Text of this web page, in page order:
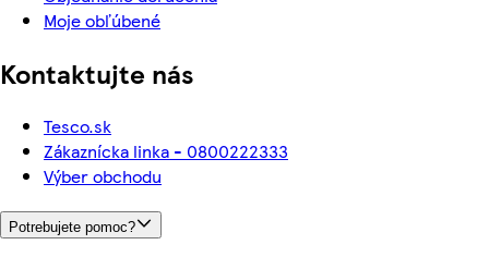
Moje obľúbené
Kontaktujte nás
Tesco.sk
Zákaznícka linka - 0800222333
Výber obchodu
Potrebujete pomoc?